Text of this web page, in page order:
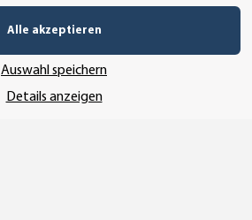
SSL-Verschlüsselung
Alle akzeptieren
Auswahl speichern
Details anzeigen